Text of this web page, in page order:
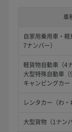
車
自家用乗用車・軽
7ナンバー）
軽貨物自動車（4
大型特殊自動車（
キャンピングカー
レンタカー（わ・
大型貨物（1ナンバ